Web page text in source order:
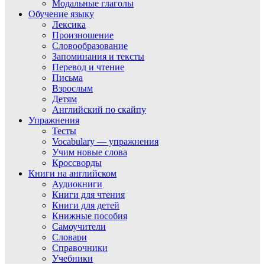
Модальные глаголы
Обучение языку
Лексика
Произношение
Словообразование
Запоминания и тексты
Перевод и чтение
Письма
Взрослым
Детям
Английский по скайпу
Упражнения
Тесты
Vocabulary — упражнения
Учим новые слова
Кроссворды
Книги на английском
Аудиокниги
Книги для чтения
Книги для детей
Книжные пособия
Самоучители
Словари
Справочники
Учебники